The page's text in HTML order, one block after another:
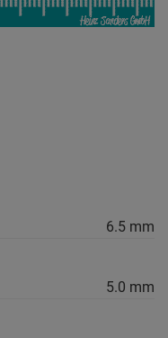
6.5 mm
5.0 mm